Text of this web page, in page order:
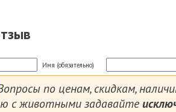
Имя (обязательно)
по ценам, скидкам,
с животными задавайте